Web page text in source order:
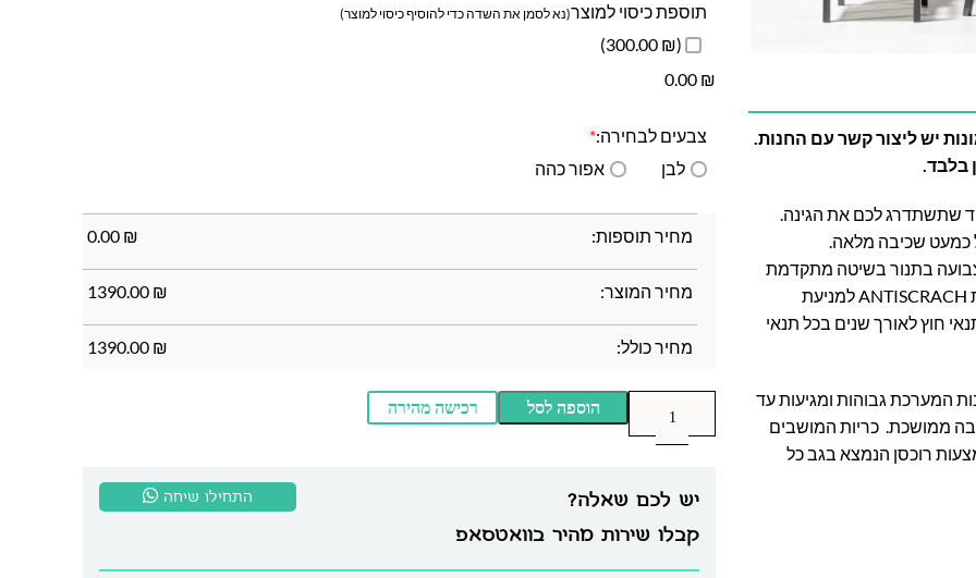
יש ליצור קשר עם החנות.
בלבד.
שתשתדרג לכם את הגינה.
כמעט שכיבה מלאה.
בתנור בשיטה מתקדמת
במיוחד בשם Powder Coating בשלוש שכבות (כולל שכבת ANTISCRACH למניעת
חוץ לאורך שנים בכל תנאי
משענות המערכת גבוהות ומגיעות עד
ממושכת. כריות המושבים
רוכסן הנמצא בגב כל
תוספת כיסוי למוצר(נא לסמן את השדה כדי להוסיף כיסוי למוצר)
(₪ 300.00)
₪
0.00
צבעים לבחירה:*
לבן
אפור כהה
מחיר תוספות: ₪
0.00
מחיר המוצר: ₪
1390.00
מחיר כולל: ₪
1390.00
הוספה לסל רכישה מהירה
יש לכם שאלה?
קבלו שירות מהיר בוואטסאפ
התחילו שיחה